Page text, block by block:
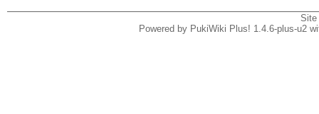
Powered by PukiWiki Plus! 1.4.6-plus-u2